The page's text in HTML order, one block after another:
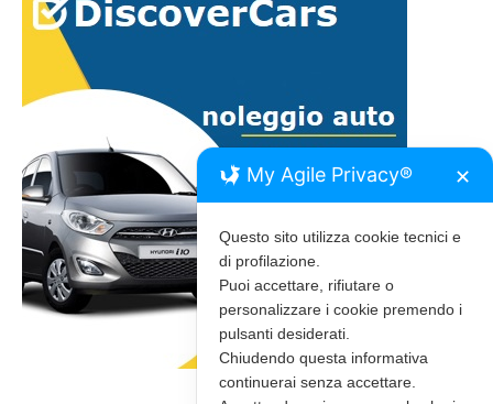
My Agile Privacy® ✕
Questo sito utilizza cookie tecnici e
di profilazione.
Puoi accettare, rifiutare o
personalizzare i cookie premendo i
pulsanti desiderati.
Chiudendo questa informativa
continuerai senza accettare.